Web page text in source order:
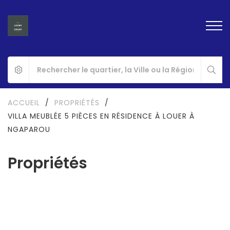
Propriétés
ACCUEIL / PROPRIÉTÉS
/
VILLA MEUBLÉE 5 PIÈCES EN RÉSIDENCE À LOUER À
NGAPAROU